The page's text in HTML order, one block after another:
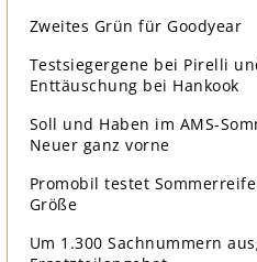
Zweites Grün für Goodyear
Testsiegergene bei Pirelli
Enttäuschung bei Hankook
Soll und Haben im AMS-
Neuer ganz vorne
Promobil testet
Größe
Um 1.300 Sachnummern